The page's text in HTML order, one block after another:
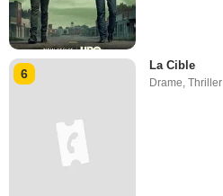
6
La Cible
Drame,Thriller